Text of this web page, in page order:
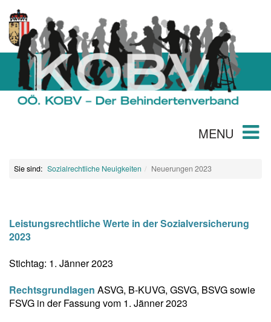
MENU
Sie sind: Sozialrechtliche Neuigkeiten Neuerungen 2023
Leistungsrechtliche Werte in der Sozialversicherung
2023
Stichtag: 1. Jänner 2023
Rechtsgrundlagen ASVG, B-KUVG, GSVG, BSVG sowie
FSVG in der Fassung vom 1. Jänner 2023